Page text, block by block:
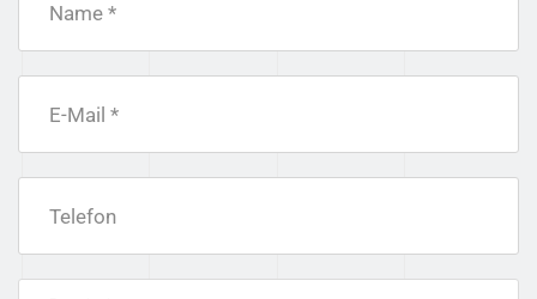
Name *
E-Mail *
Telefon